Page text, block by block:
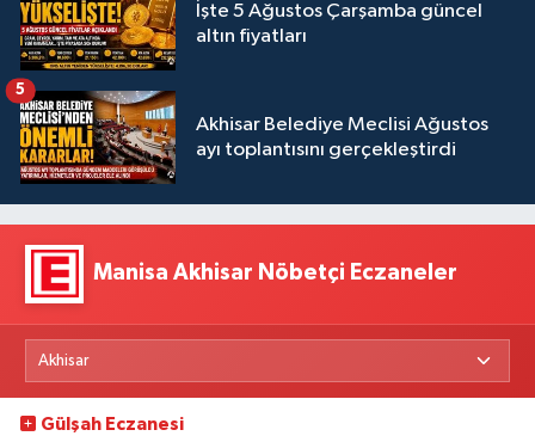
İşte 5 Ağustos Çarşamba güncel
altın fiyatları
Akhisar Belediye Meclisi Ağustos
ayı toplantısını gerçekleştirdi
5
Manisa Akhisar Nöbetçi Eczaneler
Gülşah Eczanesi